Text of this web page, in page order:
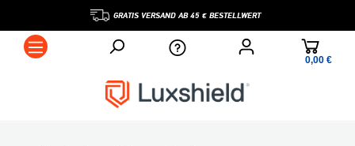
GRATIS VERSAND AB 45 € BESTELLWERT
0,00 €*